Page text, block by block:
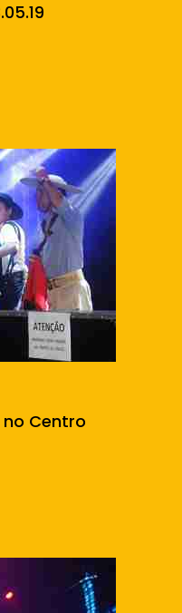
no Centro